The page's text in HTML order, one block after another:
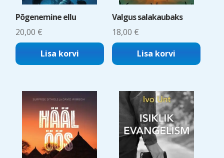
Põgenemine ellu
20,00 €
Lisa korvi
Valgus salakaubaks
18,00 €
Lisa korvi